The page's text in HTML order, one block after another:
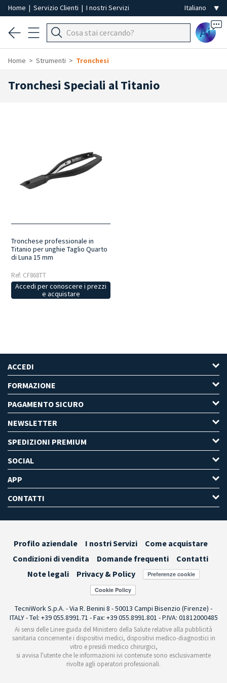
Home | Servizio Clienti | I nostri Servizi
Ai
Home Strumenti Tronchesi
Tronchesi Speciali al Titanio
Tronchese professionale in
Titanio per unghie Taglio Quarto
di Luna 15 mm
Ref: CF868TT
Accedi per conoscere i prezzi
e acquistare
ACCEDI
FORMAZIONE
PAGAMENTO SICURO
NEWSLETTER
SPEDIZIONI PREMIUM
SOCIAL
APP
CONTATTI
Profilo aziendale I nostri Servizi
Come acquistare
Condizioni di vendita
Domande frequenti
Contatti
Note legali
Privacy & Policy Preferenze cookie
TecniWork S.p.A. - Via R. Benini 8 - 50013 Campi Bisenzio (Firenze) -
ITALY - Tel: +39 055.8991.71 - Fax: +39 055.8991.801 - P.IVA: 01812000485
Ai sensi delle Linee guida del Ministero della Salute relative alla pubblicità
sanitaria concernente i dispositivi medici, dispositivi medico-diagnostici in
vitro e presidi medico chirurgici,
si avvisa l'utente che le informazioni ivi contenute sono esclusivamente
rivolte agli operatori professionali.